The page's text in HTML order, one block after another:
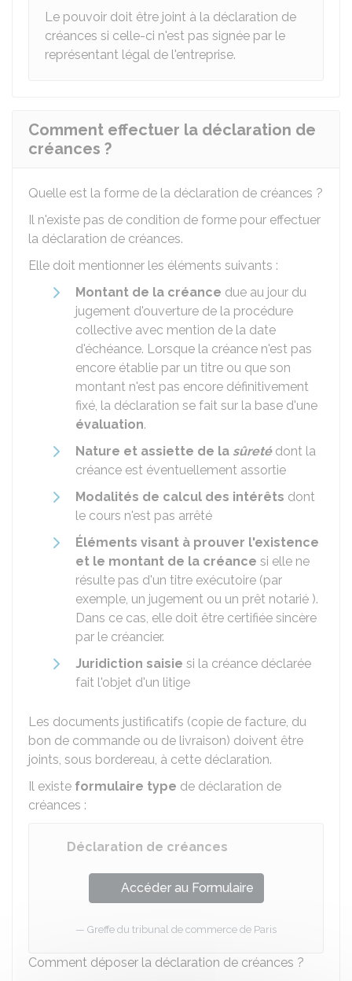
Le pouvoir doit être joint à la déclaration de
créances si celle-ci n'est pas signée par le
représentant légal de l'entreprise.
Comment effectuer la déclaration de
créances ?
Quelle est la forme de la déclaration de créances ?
Il n'existe pas de condition de forme pour effectuer
la déclaration de créances.
Elle doit mentionner les éléments suivants :
Montant de la créance due au jour du
jugement d'ouverture de la procédure
collective avec mention de la date
d'échéance. Lorsque la créance n'est pas
encore établie par un titre ou que son
montant n'est pas encore définitivement
fixé, la déclaration se fait sur la base d'une
évaluation.
Nature et assiette de la sûretédont la
créance est éventuellement assortie
Modalités de calcul des intérêts dont
le cours n'est pas arrêté
Éléments visant à prouver l'existence
et le montant de la créance si elle ne
résulte pas d'un titre exécutoire (par
exemple, un jugement ou un prêt notarié ).
Dans ce cas, elle doit être certifiée sincère
par le créancier.
Juridiction saisie si la créance déclarée
fait l'objet d'un litige
Les documents justificatifs (copie de facture, du
bon de commande ou de livraison) doivent être
joints, sous bordereau, à cette déclaration.
Il existe formulaire type de déclaration de
créances :
Déclaration de créances
Accéder au Formulaire
Greffe du tribunal de commerce de Paris
Comment déposer la déclaration de créances ?